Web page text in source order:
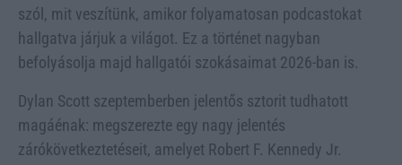
szól, mit veszítünk, amikor folyamatosan podcastokat
hallgatva járjuk a világot. Ez a történet nagyban
befolyásolja majd hallgatói szokásaimat 2026-ban is.
Dylan Scott szeptemberben jelentős sztorit tudhatott
magáénak: megszerezte egy nagy jelentés
zárókövetkeztetéseit, amelyet Robert F. Kennedy Jr.